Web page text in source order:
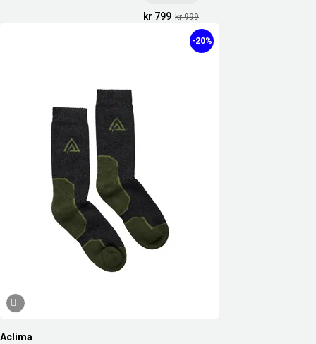
kr 999
kr 799
Aclima
-20%